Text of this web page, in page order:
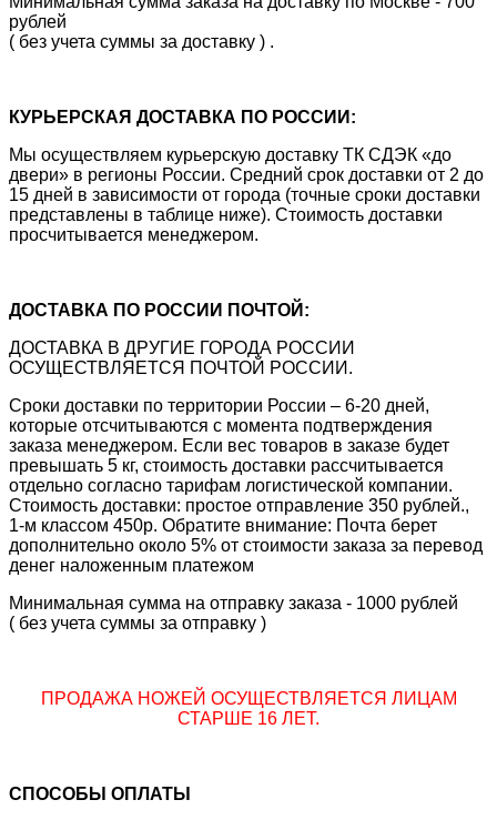
рублей
( без учета суммы за доставку ) .
КУРЬЕРСКАЯ ДОСТАВКА ПО РОССИИ:
Мы осуществляем курьерскую доставку ТК СДЭК «до
двери» в регионы России. Средний срок доставки от 2 до
15 дней в зависимости от города (точные сроки доставки
представлены в таблице ниже). Стоимость доставки
просчитывается менеджером.
ДОСТАВКА ПО РОССИИ ПОЧТОЙ:
ДОСТАВКА В ДРУГИЕ ГОРОДА РОССИИ
ОСУЩЕСТВЛЯЕТСЯ ПОЧТОЙ РОССИИ.
Сроки доставки по территории России – 6-20 дней,
которые отсчитываются с момента подтверждения
заказа менеджером. Если вес товаров в заказе будет
превышать 5 кг, стоимость доставки рассчитывается
отдельно согласно тарифам логистической компании.
Стоимость доставки: простое отправление 350 рублей.,
1-м классом 450р. Обратите внимание: Почта берет
дополнительно около 5% от стоимости заказа за перевод
денег наложенным платежом
Минимальная сумма на отправку заказа - 1000 рублей
( без учета суммы за отправку )
ПРОДАЖА НОЖЕЙ ОСУЩЕСТВЛЯЕТСЯ ЛИЦАМ
СТАРШЕ 16 ЛЕТ.
СПОСОБЫ ОПЛАТЫ